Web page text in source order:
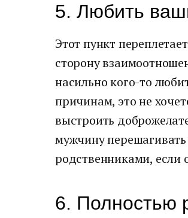
5. Любить
Этот пункт
сторону
насильно кого-то
причинам, это не
выстроить
мужчину
родственниками, если
6. Полностью